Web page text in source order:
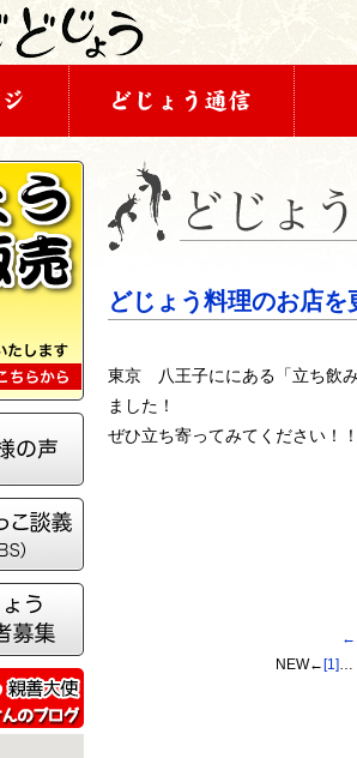
どじょう料理のお店
東京 八王子ににある「立ち飲
ました！
ぜひ立ち寄ってみてください！
←
NEW← [1]…